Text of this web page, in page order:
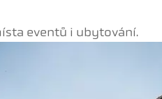
eventů i ubytování.